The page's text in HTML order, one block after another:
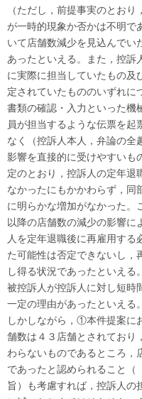
（ただし，前提事実のとお
が一時的現象か否かは不明で
いて店舗数減少を見込んで
あったといえる。また，控訴
に実際に担当していたもの及
定されていたもののいずれ
書類の確認・入力といった機
員が担当するような伝票を
なく（控訴人本人，弁論の
影響を直接的に受けやすいも
定のとおり，控訴人の定年
なかったにもかかわらず，同
に明らかな増加がなかった。
以降の店舗数の減少の影響
人を定年退職後に再雇用する
た可能性は否定できないし
し得る状況であったといえる
被控訴人が控訴人に対し短時
一定の理由があったといえる。
しかしながら，①本件提案に
舗数は４３店舗とされており
わらないものであるところ，
であったと認められること（
旨）も考慮すれば，控訴人